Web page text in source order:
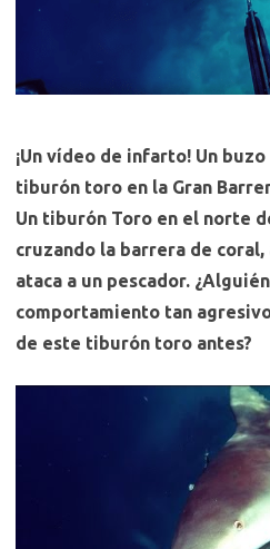
¡Un vídeo de infarto! Un
tiburón toro en la Gran
Un tiburón Toro en el norte
cruzando la barrera de
ataca a un pescador.
comportamiento tan
de este tiburón toro antes?